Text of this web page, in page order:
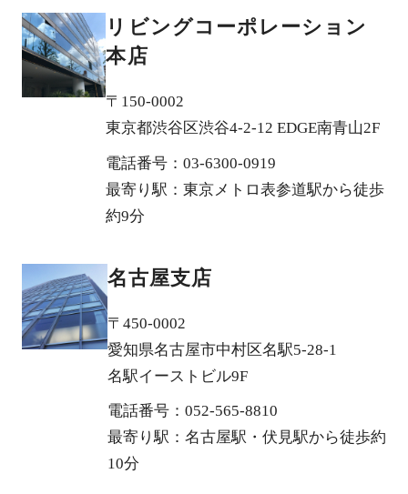
リビングコーポレーション
本店
〒150-0002
東京都渋谷区渋谷4-2-12 EDGE南青山2F
電話番号：03-6300-0919
最寄り駅：東京メトロ表参道駅から徒歩
約9分
名古屋支店
〒450-0002
愛知県名古屋市中村区名駅5-28-1
名駅イーストビル9F
電話番号：052-565-8810
最寄り駅：名古屋駅・伏見駅から徒歩約
10分